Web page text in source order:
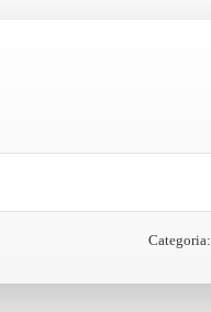
Categoria: